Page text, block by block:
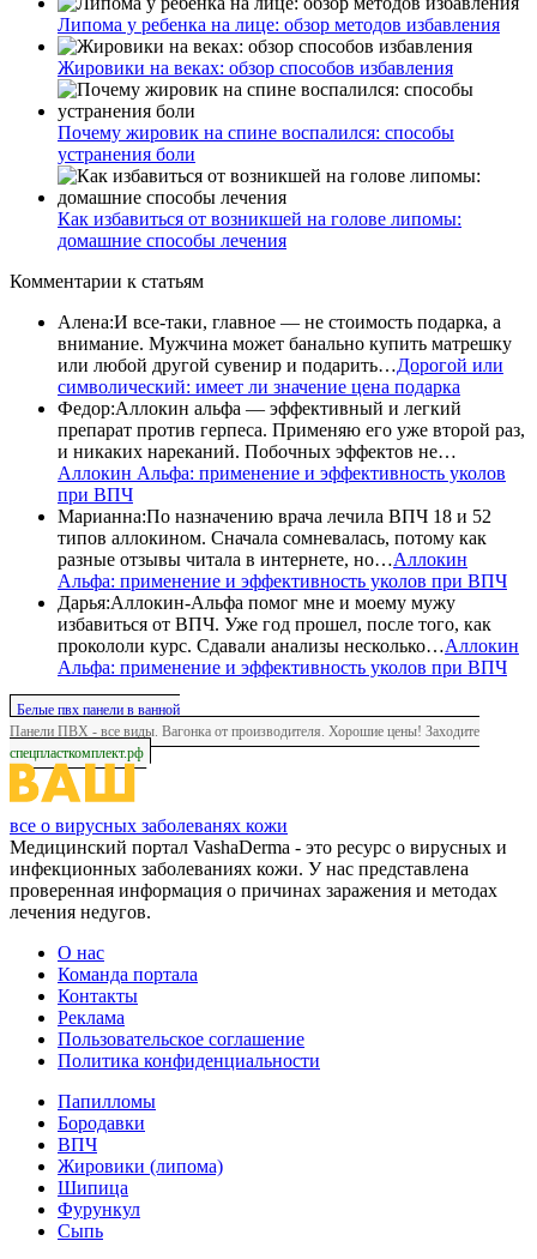
Липома у ребенка на лице: обзор методов избавления
Жировики на веках: обзор способов избавления
Почему жировик на спине воспалился: способы
устранения боли
Как избавиться от возникшей на голове липомы:
домашние способы лечения
Комментарии к статьям
Алена:И все-таки, главное — не стоимость подарка, а
внимание. Мужчина может банально купить матрешку
или любой другой сувенир и подарить…Дорогой или
символический: имеет ли значение цена подарка
Федор:Аллокин альфа — эффективный и легкий
препарат против герпеса. Применяю его уже второй раз,
и никаких нареканий. Побочных эффектов не…
Аллокин Альфа: применение и эффективность уколов
при ВПЧ
Марианна:По назначению врача лечила ВПЧ 18 и 52
типов аллокином. Сначала сомневалась, потому как
разные отзывы читала в интернете, но…Аллокин
Альфа: применение и эффективность уколов при ВПЧ
Дарья:Аллокин-Альфа помог мне и моему мужу
избавиться от ВПЧ. Уже год прошел, после того, как
прокололи курс. Сдавали анализы несколько…Аллокин
Альфа: применение и эффективность уколов при ВПЧ
Белые пвх панели в ванной
Панели ПВХ - все виды. Вагонка от производителя. Хорошие цены! Заходите
спецпласткомплект.рф
все о вирусных заболеванях кожи
Медицинский портал VashaDerma - это ресурс о вирусных и
инфекционных заболеваниях кожи. У нас представлена
проверенная информация о причинах заражения и методах
лечения недугов.
О нас
Команда портала
Контакты
Реклама
Пользовательское соглашение
Политика конфиденциальности
Папилломы
Бородавки
ВПЧ
Жировики (липома)
Шипица
Фурункул
Сыпь